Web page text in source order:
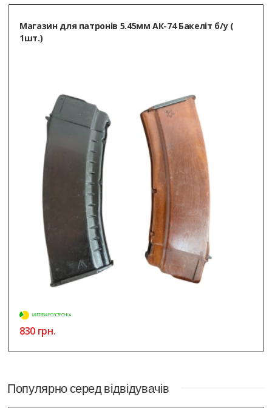
Магазин для патронів 5.45мм АК-74 Бакеліт б/у (
1шт.)
МИТТЄВА РОЗСТРОЧКА
830 грн.
Популярно серед відвідувачів